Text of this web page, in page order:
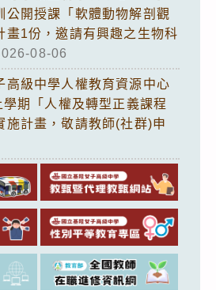
公開授課「軟體動物解剖觀
畫1份，邀請有興趣之生物科
08-06
高級中學人權教育資源中心
期「人權及轉型正義課程
施計畫，敬請教師(社群)申